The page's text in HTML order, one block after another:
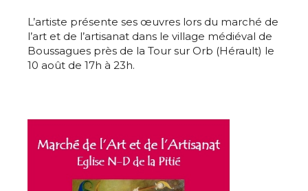
L’artiste présente ses œuvres lors du marché de
l’art et de l’artisanat dans le village médiéval de
Boussagues près de la Tour sur Orb (Hérault) le
10 août de 17h à 23h.